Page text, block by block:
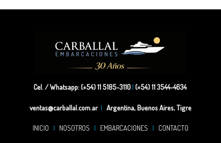
Cel. / Whatsapp: (+54) 11 5185-3110 | (+54) 11 3544-4634
ventas@carballal.com.ar | Argentina, Buenos Aires, Tigre
INICIO | NOSOTROS | EMBARCACIONES | CONTACTO